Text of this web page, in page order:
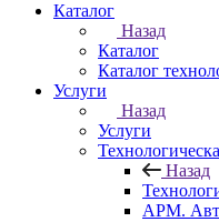
Каталог
Назад
Каталог
Каталог
Услуги
Назад
Услуги
Назад
АРМ.